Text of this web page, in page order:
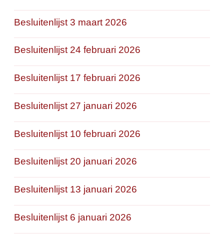
Besluitenlijst 3 maart 2026
Besluitenlijst 24 februari 2026
Besluitenlijst 17 februari 2026
Besluitenlijst 27 januari 2026
Besluitenlijst 10 februari 2026
Besluitenlijst 20 januari 2026
Besluitenlijst 13 januari 2026
Besluitenlijst 6 januari 2026